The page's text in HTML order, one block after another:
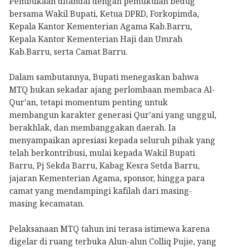
bersama Wakil Bupati, Ketua DPRD, Forkopimda,
Kepala Kantor Kementerian Agama Kab.Barru,
Kepala Kantor Kementerian Haji dan Umrah
Kab.Barru, serta Camat Barru.
Dalam sambutannya, Bupati menegaskan bahwa
MTQ bukan sekadar ajang perlombaan membaca Al-
Qur’an, tetapi momentum penting untuk
membangun karakter generasi Qur’ani yang unggul,
berakhlak, dan membanggakan daerah. Ia
menyampaikan apresiasi kepada seluruh pihak yang
telah berkontribusi, mulai kepada Wakil Bupati
Barru, Pj Sekda Barru, Kabag Kesra Setda Barru,
jajaran Kementerian Agama, sponsor, hingga para
camat yang mendampingi kafilah dari masing-
masing kecamatan.
Pelaksanaan MTQ tahun ini terasa istimewa karena
digelar di ruang terbuka Alun-alun Colliq Pujie, yang